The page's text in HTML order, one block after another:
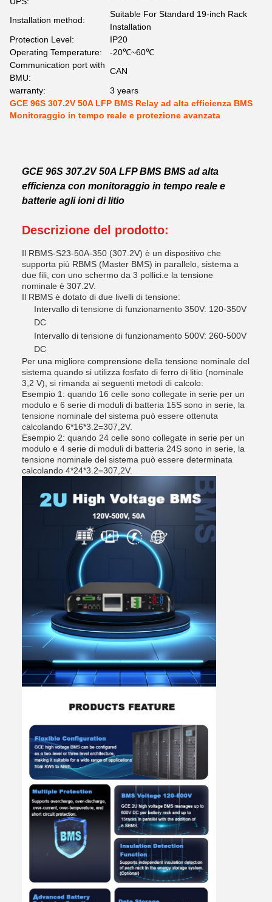
Installation method:
Suitable For Standard 19-inch Rack
Installation
Protection Level:
IP20
Operating Temperature:
-20℃~60℃
Communication port with
BMU:
CAN
warranty:
3 years
GCE 96S 307.2V 50A LFP BMS Relay ad alta efficienza BMS
Monitoraggio in tempo reale e protezione avanzata
GCE 96S 307.2V 50A LFP BMS BMS ad alta
efficienza con monitoraggio in tempo reale e
batterie agli ioni di litio
Descrizione del prodotto:
Il RBMS-S23-50A-350 (307.2V) è un dispositivo che
supporta più RBMS (Master BMS) in parallelo, sistema a
due fili, con uno schermo da 3 pollici.e la tensione
nominale è 307.2V.
Il RBMS è dotato di due livelli di tensione:
Intervallo di tensione di funzionamento 350V: 120-350V
DC
Intervallo di tensione di funzionamento 500V: 260-500V
DC
Per una migliore comprensione della tensione nominale del
sistema quando si utilizza fosfato di ferro di litio (nominale
3,2 V), si rimanda ai seguenti metodi di calcolo:
Esempio 1: quando 16 celle sono collegate in serie per un
modulo e 6 serie di moduli di batteria 15S sono in serie, la
tensione nominale del sistema può essere ottenuta
calcolando 6*16*3.2=307,2V.
Esempio 2: quando 24 celle sono collegate in serie per un
modulo e 4 serie di moduli di batteria 24S sono in serie, la
tensione nominale del sistema può essere determinata
calcolando 4*24*3.2=307,2V.